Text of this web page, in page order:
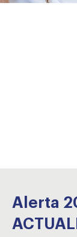
Alerta